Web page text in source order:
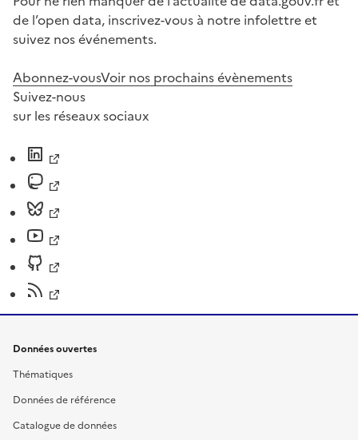
de l’open data, inscrivez-vous à notre infolettre et
suivez nos événements.
Abonnez-vousVoir nos prochains évènements
Suivez-nous
sur les réseaux sociaux
Données ouvertes
Thématiques
Données de référence
Catalogue de données